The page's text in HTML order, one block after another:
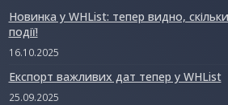
Новинка у WHList: тепер видно,
події!
16.10.2025
Експорт важливих дат тепер у WHList
25.09.2025